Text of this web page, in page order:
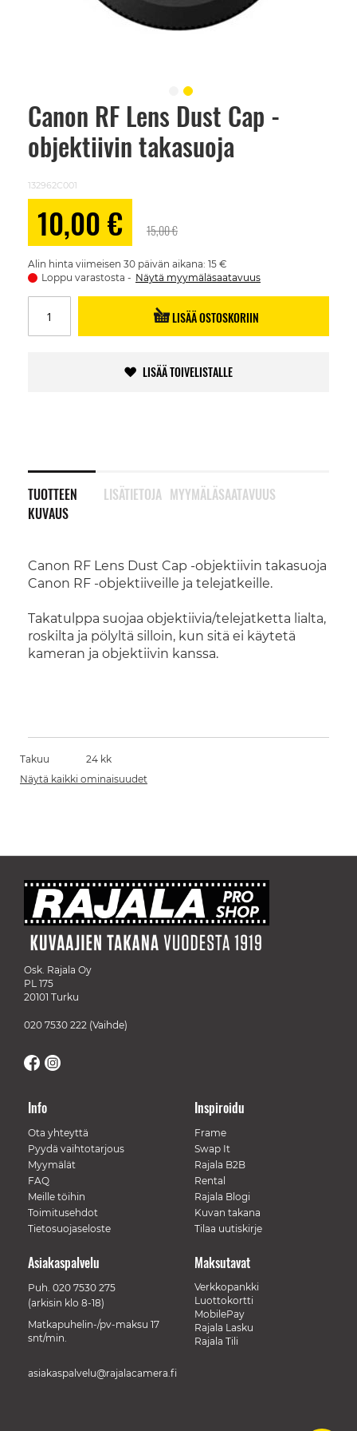
Canon RF Lens Dust Cap -
objektiivin takasuoja
132962C001
10,00 € 15,00 €
Alin hinta viimeisen 30 päivän aikana: 15 €
Loppu varastosta
Näytä myymäläsaatavuus
LISÄÄ OSTOSKORIIN
LISÄÄ TOIVELISTALLE
TUOTTEEN
KUVAUS
Canon RF Lens Dust Cap -objektiivin takasuoja
Canon RF -objektiiveille ja telejatkeille.
Takatulppa suojaa objektiivia/telejatketta lialta,
roskilta ja pölyltä silloin, kun sitä ei käytetä
kameran ja objektiivin kanssa.
LISÄTIETOJA MYYMÄLÄSAATAVUUS
Skip
beginning
images
gallery
Takuu
24 kk
Näytä kaikki ominaisuudet
Osk. Rajala Oy
PL 175
20101 Turku
020 7530 222 (Vaihde)
Info
Ota yhteyttä
Pyydä vaihtotarjous
Myymälät
FAQ
Meille töihin
Toimitusehdot
Tietosuojaseloste
Inspiroidu
Frame
Swap It
Rajala B2B
Rental
Rajala Blogi
Kuvan takana
Tilaa uutiskirje
Maksutavat
Verkkopankki
Luottokortti
MobilePay
Rajala Lasku
Rajala Tili
Asiakaspalvelu
Puh. 020 7530 275
(arkisin klo 8-18)
Matkapuhelin-/pv-maksu 17
snt/min.
asiakaspalvelu@rajalacamera.fi